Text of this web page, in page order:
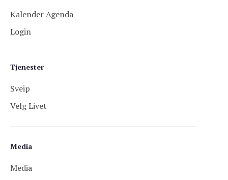
Tjenester
Sveip
Velg Livet
Media
Media
Kalender Agenda
Login